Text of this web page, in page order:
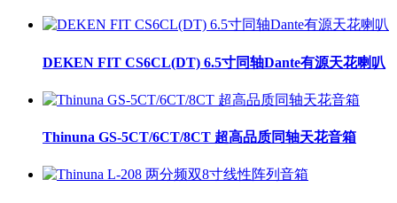
DEKEN FIT CS6CL(DT) 6.5寸同轴Dante有源天花喇叭
Thinuna GS-5CT/6CT/8CT 超高品质同轴天花音箱